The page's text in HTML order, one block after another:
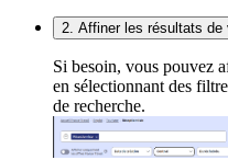
2. Affiner les résultats de
Si besoin, vous pouvez
en sélectionnant des
de recherche.